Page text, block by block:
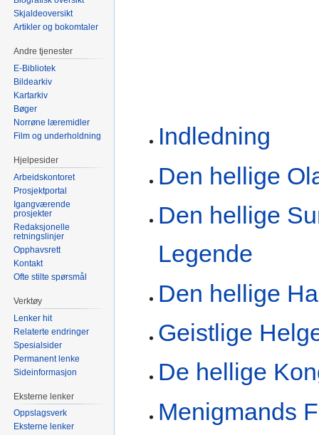
Indledning
Den hellige
Den hellige
Legende
Den hellige
Geistlige
De hellige
Menigmands
Skjaldeoversikt
Artikler og bokomtaler
Andre tjenester
E-Bibliotek
Bildearkiv
Kartarkiv
Bøger
Norrøne læremidler
Film og underholdning
Hjelpesider
Arbeidskontoret
Prosjektportal
Igangværende
prosjekter
Redaksjonelle
retningslinjer
Opphavsrett
Kontakt
Ofte stilte spørsmål
Verktøy
Lenker hit
Relaterte endringer
Spesialsider
Permanent lenke
Sideinformasjon
Eksterne lenker
Oppslagsverk
Eksterne lenker